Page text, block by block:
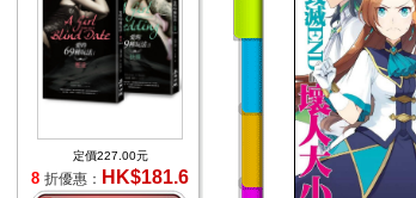
定價227.00元
8 折優惠： HK$181.6